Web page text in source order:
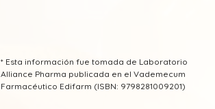
* Esta información fue tomada de Laboratorio
Alliance Pharma publicada en el Vademecum
Farmacéutico Edifarm (ISBN: 9798281009201)